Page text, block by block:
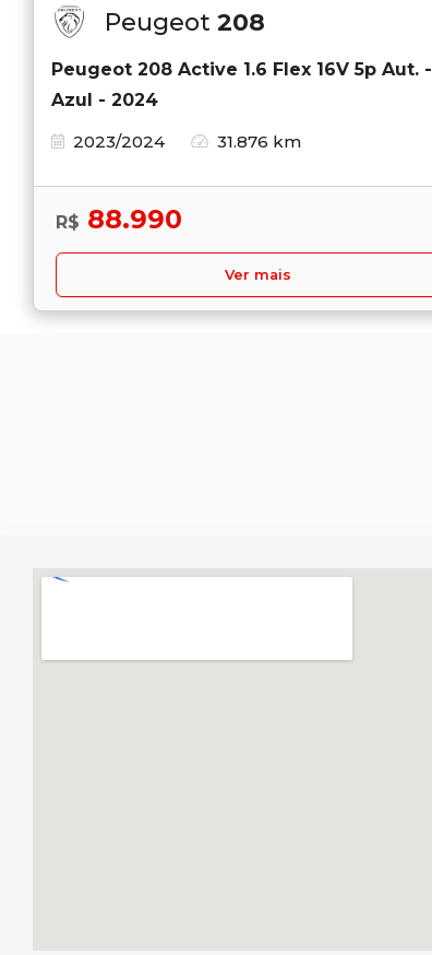
Peugeot 208
Peugeot 208 Active 1.6 Flex 16V 5p Aut. -
Azul - 2024
2023/2024
31.876 km
R$ 88.990
Ver mais